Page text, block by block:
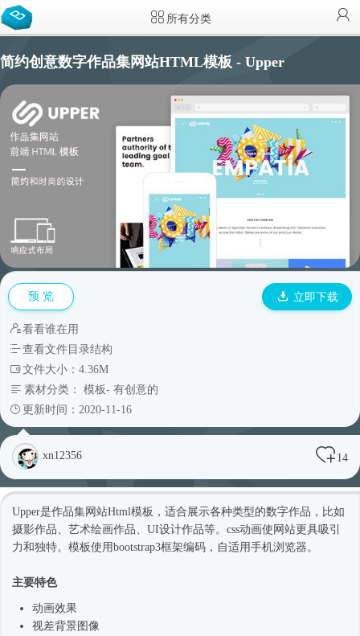
所有分类
简约创意数字作品集网站HTML模板 - Upper
预 览 立即下载
看看谁在用
查看文件目录结构
文件大小：4.36M
素材分类： 模板- 有创意的
更新时间：2020-11-16
xn12356 14
Upper是作品集网站Html模板 ，适合展示各种类型的数字作品，比如
摄影作品、艺术绘画作品、UI设计作品等。css动画使网站更具吸引
力和独特。模板使用bootstrap3框架编码，自适用手机浏览器。
主要特色
动画效果
视差背景图像